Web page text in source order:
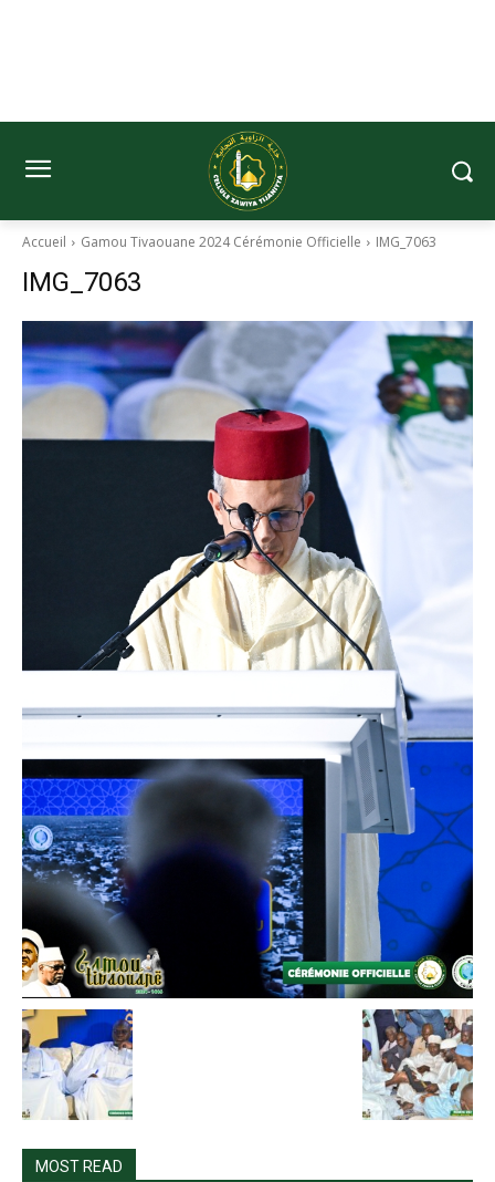
Accueil Gamou Tivaouane 2024 Cérémonie Officielle IMG_7063
IMG_7063
MOST READ